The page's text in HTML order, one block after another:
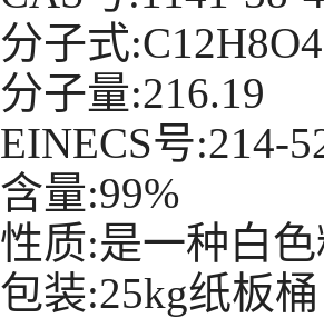
分子式:C12H8O4
分子量:216.19
EINECS号:214-
含量:99%
性质:是一种白
包装:25kg纸板